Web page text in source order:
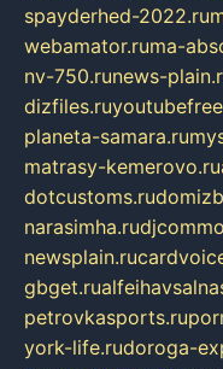
spayderhed-2022.ru
webamator.ruma-
nv-750.runews-
dizfiles.ru
planeta-samara.ru
matrasy-kemerovo.ru
dotcustoms.ru
narasimha.ru
newsplain.ru
gbget.ru
petrovkasports.ru
york-life.rudoroga-